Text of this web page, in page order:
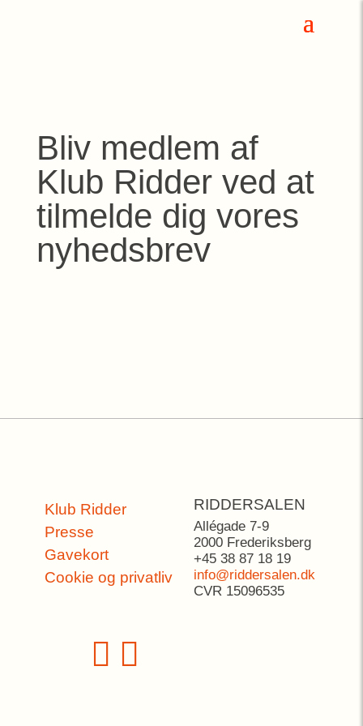
Bliv medlem af
Klub Ridder ved at
tilmelde dig vores
nyhedsbrev
Klub Ridder
Presse
Gavekort
Cookie og privatliv
RIDDERSALEN
Allégade 7-9
2000 Frederiksberg
+45 38 87 18 19
info@riddersalen.dk
CVR 15096535
 